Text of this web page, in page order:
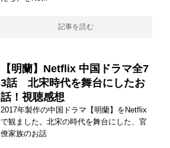
記事を読む
【明蘭】Netflix 中国ドラマ全7
3話 北宋時代を舞台にしたお
話！視聴感想
2017年製作の中国ドラマ【明蘭】をNetflix
で観ました。北宋の時代を舞台にした、官
僚家族のお話